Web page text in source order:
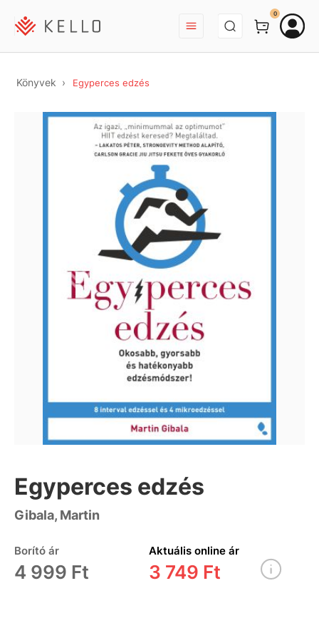
BEJELENTKEZÉS
0
Könyvek Egyperces edzés
Egyperces edzés
Gibala, Martin
Borító ár
4 999 Ft
Aktuális online ár
3 749 Ft